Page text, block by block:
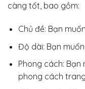
càng tốt, bao gồm:
Chủ đề: Bạn
Độ dài: Bạn
Phong cách:
phong cách